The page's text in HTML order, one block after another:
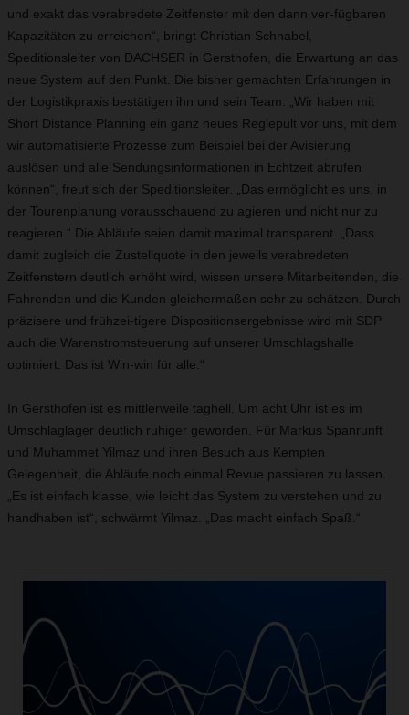
und exakt das verabredete Zeitfenster mit den dann ver-fügbaren
Kapazitäten zu erreichen“, bringt Christian Schnabel,
Speditionsleiter von DACHSER in Gersthofen, die Erwartung an das
neue System auf den Punkt. Die bisher gemachten Erfahrungen in
der Logistikpraxis bestätigen ihn und sein Team. „Wir haben mit
Short Distance Planning ein ganz neues Regiepult vor uns, mit dem
wir automatisierte Prozesse zum Beispiel bei der Avisierung
auslösen und alle Sendungsinformationen in Echtzeit abrufen
können“, freut sich der Speditionsleiter. „Das ermöglicht es uns, in
der Tourenplanung vorausschauend zu agieren und nicht nur zu
reagieren.“ Die Abläufe seien damit maximal transparent. „Dass
damit zugleich die Zustellquote in den jeweils verabredeten
Zeitfenstern deutlich erhöht wird, wissen unsere Mitarbeitenden, die
Fahrenden und die Kunden gleichermaßen sehr zu schätzen. Durch
präzisere und frühzei-tigere Dispositionsergebnisse wird mit SDP
auch die Warenstromsteuerung auf unserer Umschlagshalle
optimiert. Das ist Win-win für alle.“
In Gersthofen ist es mittlerweile taghell. Um acht Uhr ist es im
Umschlaglager deutlich ruhiger geworden. Für Markus Spanrunft
und Muhammet Yilmaz und ihren Besuch aus Kempten
Gelegenheit, die Abläufe noch einmal Revue passieren zu lassen.
„Es ist einfach klasse, wie leicht das System zu verstehen und zu
handhaben ist“, schwärmt Yilmaz. „Das macht einfach Spaß.“